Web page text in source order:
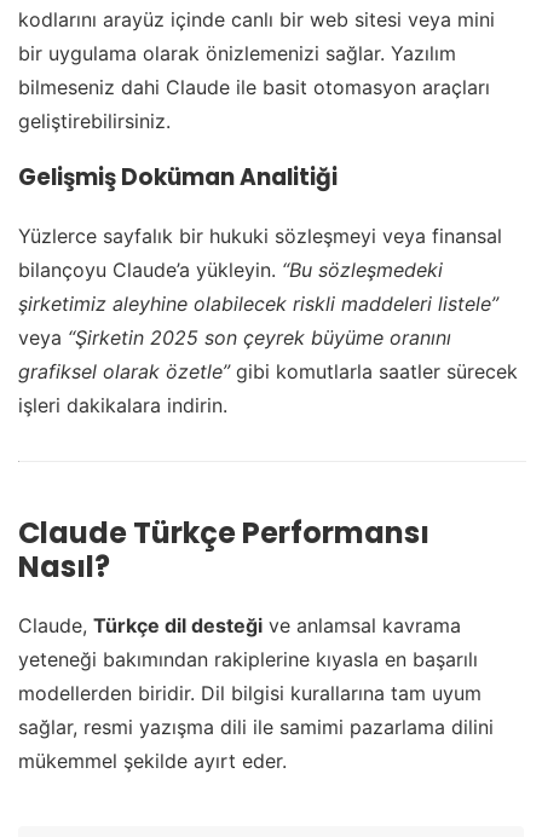
kodlarını arayüz içinde canlı bir web sitesi veya mini
bir uygulama olarak önizlemenizi sağlar. Yazılım
bilmeseniz dahi Claude ile basit otomasyon araçları
geliştirebilirsiniz.
Gelişmiş Doküman Analitiği
Yüzlerce sayfalık bir hukuki sözleşmeyi veya finansal
bilançoyu Claude’a yükleyin. “Bu sözleşmedeki
şirketimiz aleyhine olabilecek riskli maddeleri listele”
veya “Şirketin 2025 son çeyrek büyüme oranını
grafiksel olarak özetle”gibi komutlarla saatler sürecek
işleri dakikalara indirin.
Claude Türkçe Performansı
Nasıl?
Claude, Türkçe dil desteği ve anlamsal kavrama
yeteneği bakımından rakiplerine kıyasla en başarılı
modellerden biridir. Dil bilgisi kurallarına tam uyum
sağlar, resmi yazışma dili ile samimi pazarlama dilini
mükemmel şekilde ayırt eder.